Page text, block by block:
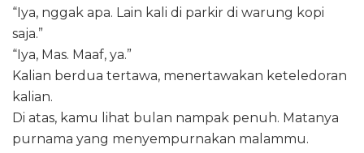
“Iya, nggak apa. Lain kali di parkir di warung kopi
saja.”
“Iya, Mas. Maaf, ya.”
Kalian berdua tertawa, menertawakan keteledoran
kalian.
Di atas, kamu lihat bulan nampak penuh. Matanya
purnama yang menyempurnakan malammu.